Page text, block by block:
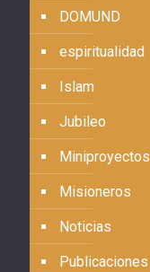
DOMUND
espiritualidad
Islam
Jubileo
Miniproyectos
Misioneros
Noticias
Publicaciones